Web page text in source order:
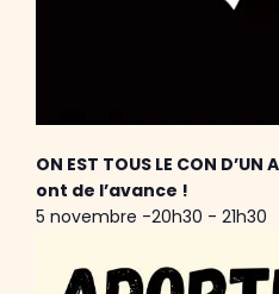
ON EST TOUS LE CON
ont de l’avance !
5 novembre -20h30 - 21h30